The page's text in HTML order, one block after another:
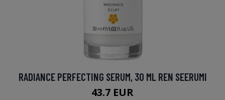
RADIANCE PERFECTING SERUM, 30 ML REN SEERUMI
43.7 EUR